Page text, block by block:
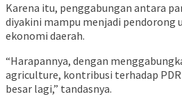
Karena itu, penggabungan antara
diyakini mampu menjadi pendorong
ekonomi daerah.
“Harapannya, dengan
agriculture, kontribusi terhadap
besar lagi,” tandasnya.